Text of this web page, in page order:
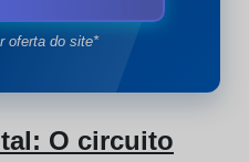
oferta do site*
O circuito